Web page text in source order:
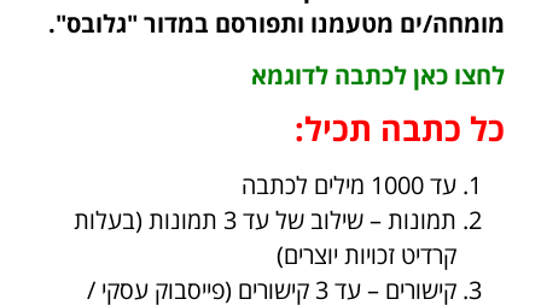
מומחה/ים מטעמנו ותפורסם במדור "גלובס".
לחצו כאן לכתבה לדוגמא
כל כתבה תכיל:
עד 1000 מילים לכתבה
תמונות – שילוב של עד 3 תמונות (בעלות
קרדיט זכויות יוצרים)
קישורים – עד 3 קישורים (פייסבוק עסקי /